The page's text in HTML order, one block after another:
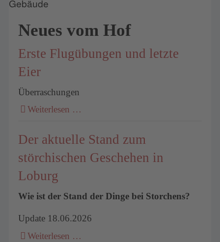
Neues vom Hof
Erste Flugübungen und letzte
Eier
Überraschungen
Weiterlesen …
Der aktuelle Stand zum
störchischen Geschehen in
Loburg
Wie ist der Stand der Dinge bei Storchens?
Update 18.06.2026
Weiterlesen …